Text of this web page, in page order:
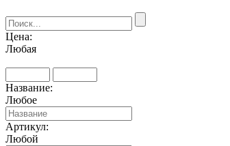
Цена:
Любая
Название:
Любое
Артикул:
Любой